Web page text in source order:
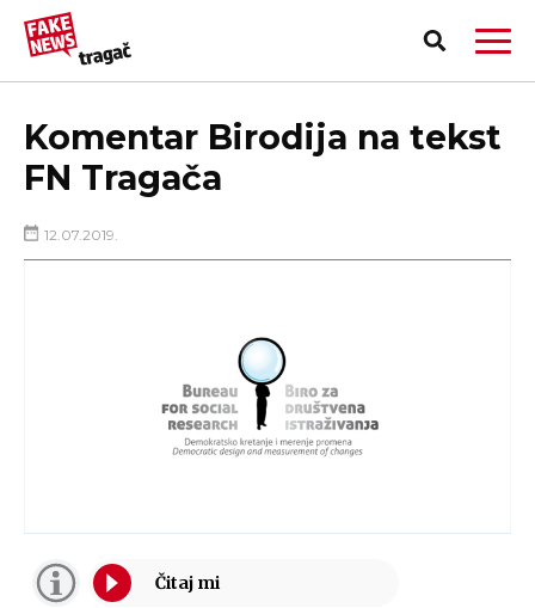
Komentar Birodija na tekst
FN Tragača
12.07.2019.